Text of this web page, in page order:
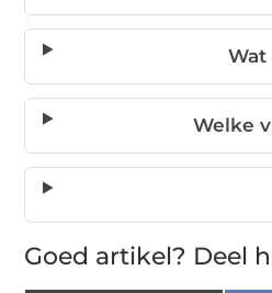
Wat
Welke
Goed artikel? Deel